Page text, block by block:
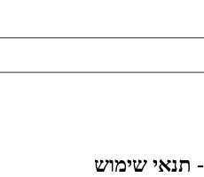
תנאי שימוש